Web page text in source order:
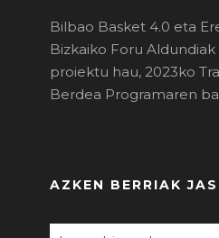
Bilbao Basket 4.0 eta
Bizkaiko Foru
proiektu hau, 2023ko
Berdea Programaren
AZKEN BERRIAK